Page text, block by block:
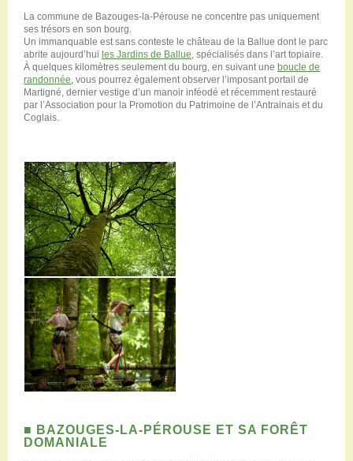
La commune de Bazouges-la-Pérouse ne concentre pas uniquement
ses trésors en son bourg.
Un immanquable est sans conteste le château de la Ballue dont le parc
abrite aujourd’hui les Jardins de Ballue, spécialisés dans l’art topiaire.
À quelques kilomètres seulement du bourg, en suivant une boucle de
randonnée, vous pourrez également observer l’imposant portail de
Martigné, dernier vestige d’un manoir inféodé et récemment restauré
par l’Association pour la Promotion du Patrimoine de l’Antrainais et du
Coglais.
■ BAZOUGES-LA-PÉROUSE ET SA FORÊT
DOMANIALE